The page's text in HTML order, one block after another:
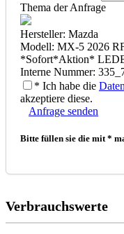
Thema der Anfrage
Hersteller: Mazda
Modell: MX-5 2026
*Sofort*Aktion*
Interne Nummer:
* Ich habe die
akzeptiere diese.
Anfrage senden
Bitte füllen sie die mit *
Verbrauchswerte